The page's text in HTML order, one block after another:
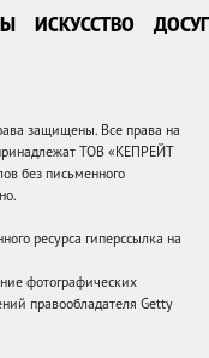
ИСКУССТВО ДОСУГ
защищены. Все права на
ТОВ «КЕПРЕЙТ
без письменного
ресурса гиперссылка на
фотографических
правообладателя Getty